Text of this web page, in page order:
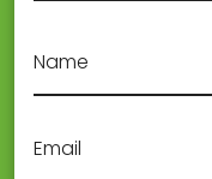
Name
Email